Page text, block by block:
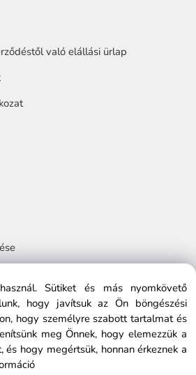
való elállási ürlap
nedes.hu, All rights reserved
Sütiket és más nyomkövető
hogy javítsuk az Ön böngészési
hogy személyre szabott tartalmat és
meg Önnek, hogy elemezzük a
hogy megértsük, honnan érkeznek a